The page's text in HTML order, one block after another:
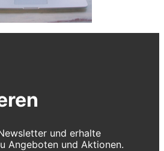
und erhalte
Angeboten und Aktionen.